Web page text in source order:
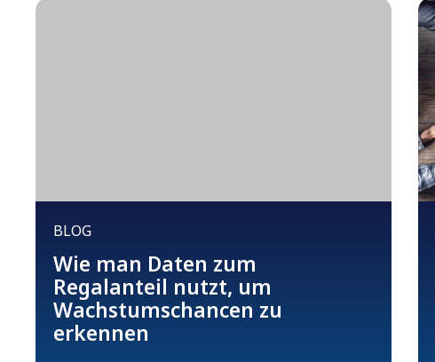
BLOG
Wie man Daten zum
Regalanteil nutzt, um
Wachstumschancen zu
erkennen